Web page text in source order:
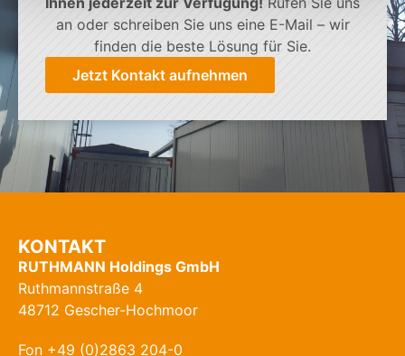
an oder schreiben Sie uns eine E-Mail – wir
finden die beste Lösung für Sie.
Jetzt Kontakt aufnehmen
KONTAKT
RUTHMANN Holdings GmbH
Ruthmannstraße 4
48712 Gescher-Hochmoor
Fon +49 (0)2863 204-0